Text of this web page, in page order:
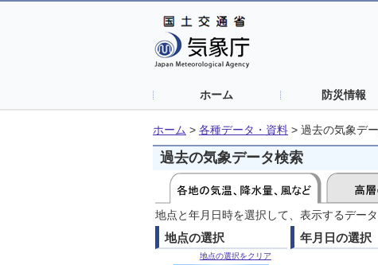
ホーム 防災情報
ホーム > 各種データ・資料 > 過去の気象デ
過去の気象データ検索
地点と年月日時を選択して、表示するデー
地点の選択
地点の選択をクリア
年月日の選択